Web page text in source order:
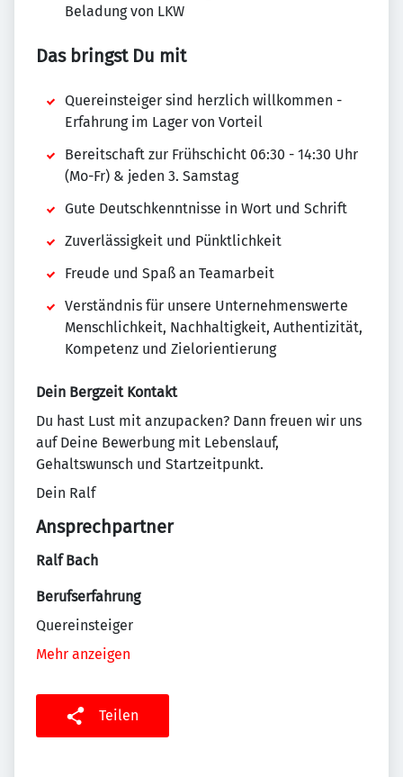
Beladung von LKW
Das bringst Du mit
Quereinsteiger sind herzlich willkommen -
Erfahrung im Lager von Vorteil
Bereitschaft zur Frühschicht 06:30 - 14:30 Uhr
(Mo-Fr) & jeden 3. Samstag
Gute Deutschkenntnisse in Wort und Schrift
Zuverlässigkeit und Pünktlichkeit
Freude und Spaß an Teamarbeit
Verständnis für unsere Unternehmenswerte
Menschlichkeit, Nachhaltigkeit, Authentizität,
Kompetenz und Zielorientierung
Dein Bergzeit Kontakt
Du hast Lust mit anzupacken? Dann freuen wir uns
auf Deine Bewerbung mit Lebenslauf,
Gehaltswunsch und Startzeitpunkt.
Dein Ralf
Ansprechpartner
Ralf Bach
Berufserfahrung
Quereinsteiger
Mehr anzeigen
Teilen